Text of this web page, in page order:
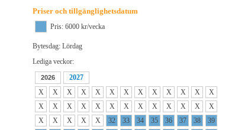
Priser och tillgänglighetsdatum
Pris: 6000 kr/vecka
Bytesdag: Lördag
Lediga veckor:
2026
2027
X
X X X X X X X X X X X
X
X
X X X X X X X X X X X
X
X
X X X X 32 33 34 35 36 37 38
39